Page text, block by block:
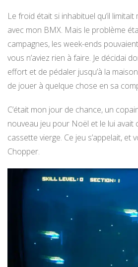
Le froid était si inhabituel qu’il
avec mon BMX. Mais le problème
campagnes, les week-ends
vous n’aviez rien à faire. Je décidai
effort et de pédaler jusqu’à la
de jouer à quelque chose en sa
C’était mon jour de chance, un
nouveau jeu pour Noël et le lui avait
cassette vierge. Ce jeu s’appelait, et
Chopper.